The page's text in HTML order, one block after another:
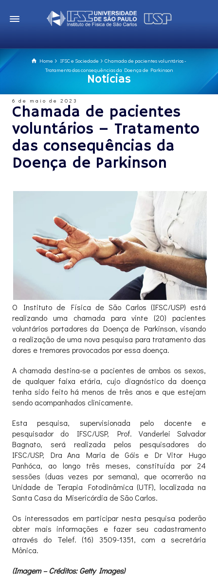
Home IFSC e Sociedade
Chamada de pacientes voluntários -
Tratamento das consequências da Doença de Parkinson
Notícias
6 de maio de 2023
Chamada de pacientes
voluntários – Tratamento
das consequências da
Doença de Parkinson
O Instituto de Física de São Carlos (IFSC/USP) está
realizando uma chamada para vinte (20) pacientes
voluntários portadores da Doença de Parkinson, visando
a realização de uma nova pesquisa para tratamento das
dores e tremores provocados por essa doença.
A chamada destina-se a pacientes de ambos os sexos,
de qualquer faixa etária, cujo diagnóstico da doença
tenha sido feito há menos de três anos e que estejam
sendo acompanhados clinicamente.
Esta pesquisa, supervisionada pelo docente e
pesquisador do IFSC/USP, Prof. Vanderlei Salvador
Bagnato, será realizada pelos pesquisadores do
IFSC/USP, Dra Ana Maria de Góis e Dr Vitor Hugo
Panhóca, ao longo três meses, constituída por 24
sessões (duas vezes por semana), que ocorrerão na
Unidade de Terapia Fotodinâmica (UTF), localizada na
Santa Casa da Misericórdia de São Carlos.
Os interessados em participar nesta pesquisa poderão
obter mais informações e fazer seu cadastramento
através do Telef. (16) 3509-1351, com a secretária
Mônica.
(Imagem – Créditos: Getty Images)